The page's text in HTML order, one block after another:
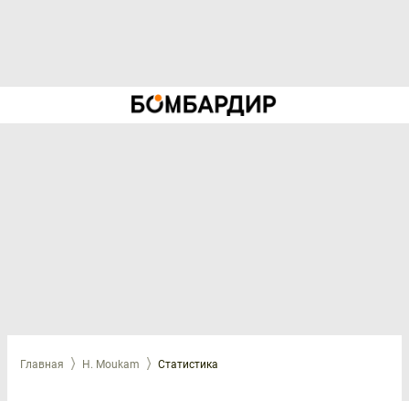
Главная H. Moukam Статистика